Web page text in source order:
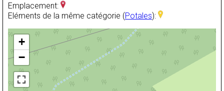
Emplacement:
Eléments de la même catégorie (Potales):
+
−